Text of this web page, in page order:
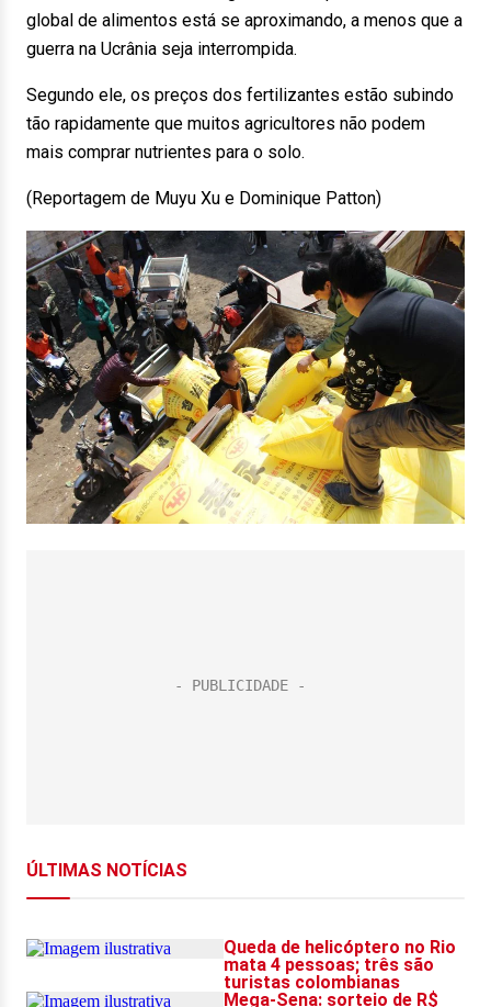
global de alimentos está se aproximando, a menos que a
guerra na Ucrânia seja interrompida.
Segundo ele, os preços dos fertilizantes estão subindo
tão rapidamente que muitos agricultores não podem
mais comprar nutrientes para o solo.
(Reportagem de Muyu Xu e Dominique Patton)